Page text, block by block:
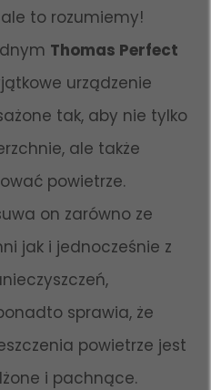
to rozumiemy!
Thomas Perfect
urządzenie
tak, aby nie tylko
ale także
powietrze.
on zarówno ze
jak i jednocześnie z
sprawia, że
powietrze jest
i pachnące.